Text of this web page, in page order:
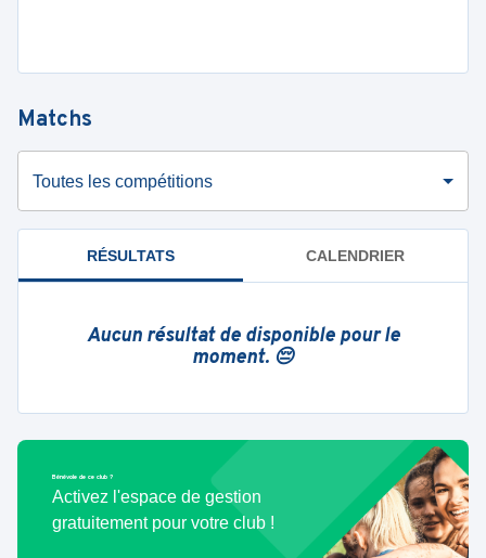
Matchs
Toutes les compétitions
RÉSULTATS CALENDRIER
Aucun résultat de disponible pour le
moment. 😔
Bénévole de ce club ?
Activez l'espace de gestion
gratuitement pour votre club !